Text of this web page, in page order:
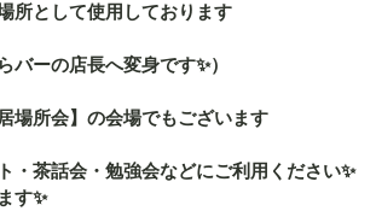
所として使用しております
ーの店長へ変身です✨）
場所会】の会場でもございます
・茶話会・勉強会などにご利用ください✨
す✨